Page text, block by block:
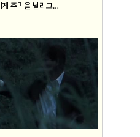
게 주먹을 날리고…